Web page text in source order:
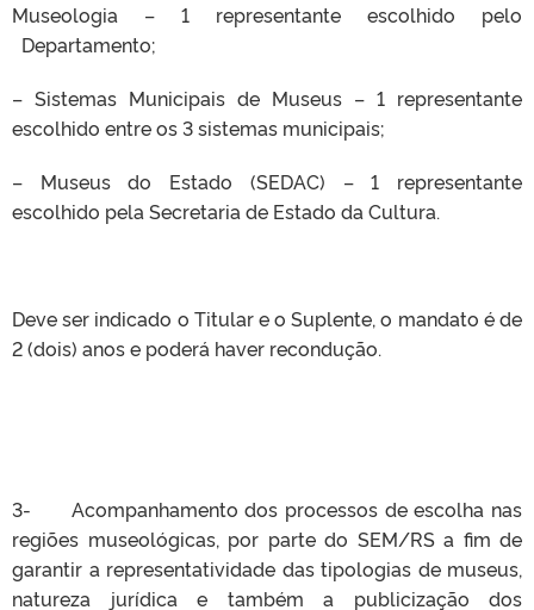
Museologia – 1 representante escolhido pelo
Departamento;
– Sistemas Municipais de Museus – 1 representante
escolhido entre os 3 sistemas municipais;
– Museus do Estado (SEDAC) – 1 representante
escolhido pela Secretaria de Estado da Cultura.
Deve ser indicado o Titular e o Suplente, o mandato é de
2 (dois) anos e poderá haver recondução.
3- Acompanhamento dos processos de escolha nas
regiões museológicas, por parte do SEM/RS a fim de
garantir a representatividade das tipologias de museus,
natureza jurídica e também a publicização dos